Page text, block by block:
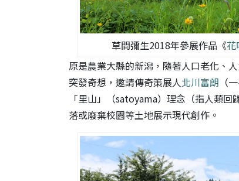
草間彌生2018年參展作品《花
原是農業大縣的新潟，隨著人口老化、
突發奇想，邀請傳奇策展人北川富朗 （
「里山」（satoyama）理念（指人類
落或廢棄校園等土地展示現代創作。